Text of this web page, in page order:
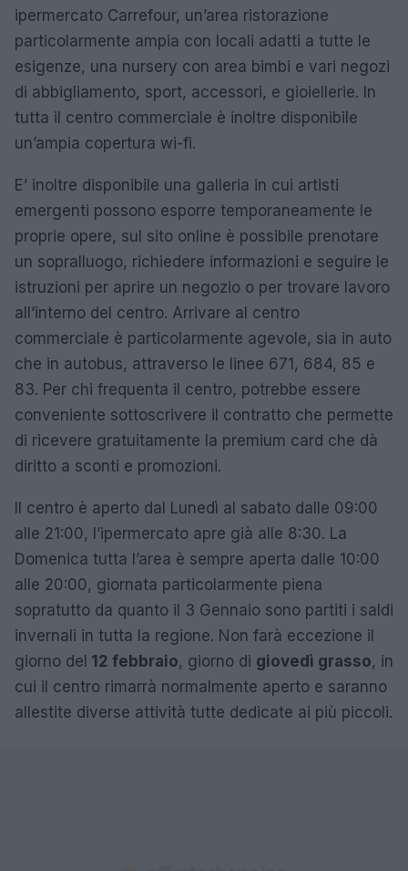
ipermercato Carrefour, un’area ristorazione
particolarmente ampia con locali adatti a tutte le
esigenze, una nursery con area bimbi e vari negozi
di abbigliamento, sport, accessori, e gioiellerie. In
tutta il centro commerciale è inoltre disponibile
un’ampia copertura wi-fi.
E’ inoltre disponibile una galleria in cui artisti
emergenti possono esporre temporaneamente le
proprie opere, sul sito online è possibile prenotare
un sopralluogo, richiedere informazioni e seguire le
istruzioni per aprire un negozio o per trovare lavoro
all’interno del centro. Arrivare al centro
commerciale è particolarmente agevole, sia in auto
che in autobus, attraverso le linee 671, 684, 85 e
83. Per chi frequenta il centro, potrebbe essere
conveniente sottoscrivere il contratto che permette
di ricevere gratuitamente la premium card che dà
diritto a sconti e promozioni.
Il centro è aperto dal Lunedì al sabato dalle 09:00
alle 21:00, l’ipermercato apre già alle 8:30. La
Domenica tutta l’area è sempre aperta dalle 10:00
alle 20:00, giornata particolarmente piena
sopratutto da quanto il 3 Gennaio sono partiti i saldi
invernali in tutta la regione. Non farà eccezione il
giorno del 12 febbraio, giorno di giovedì grasso, in
cui il centro rimarrà normalmente aperto e saranno
allestite diverse attività tutte dedicate ai più piccoli.